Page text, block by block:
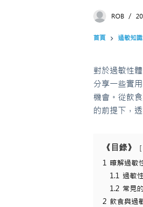
ROB
首頁 過敏知識
對於過敏性
分享一些實
機會。從飲
的前提下，
《目錄》
1 瞭解過敏
1.1 過敏
1.2 常見
2 飲食與過